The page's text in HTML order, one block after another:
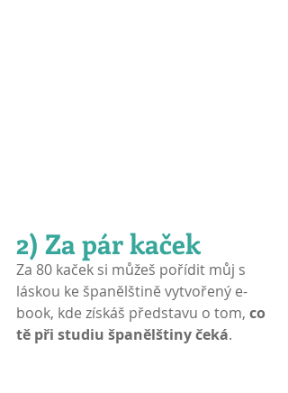
2) Za pár kaček
Za 80 kaček si můžeš pořídit můj s
láskou ke španělštině vytvořený e-
book, kde získáš představu o tom, co
tě při studiu španělštiny čeká.